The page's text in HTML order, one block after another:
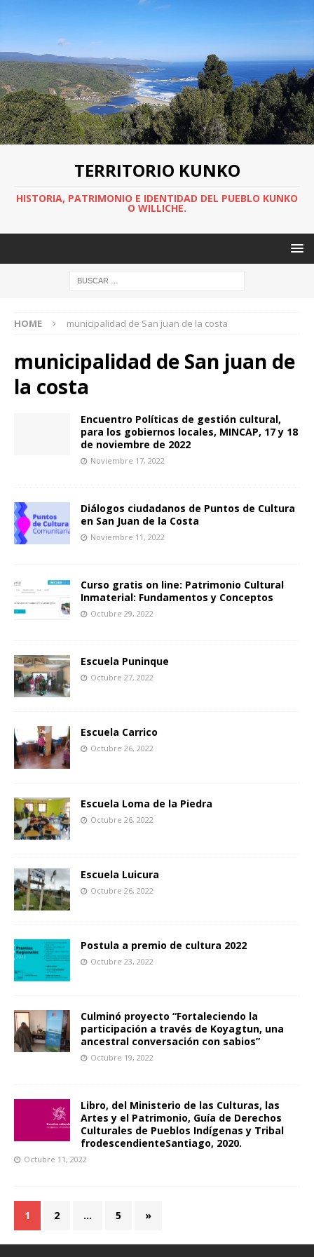
TERRITORIO KUNKO
HISTORIA, PATRIMONIO E IDENTIDAD DEL PUEBLO KUNKO
O WILLICHE.
HOME municipalidad de San juan de la costa
municipalidad de San juan de
la costa
Encuentro Políticas de gestión cultural,
para los gobiernos locales, MINCAP, 17 y 18
de noviembre de 2022
Noviembre 17, 2022
Diálogos ciudadanos de Puntos de Cultura
en San Juan de la Costa
Noviembre 11, 2022
Curso gratis on line: Patrimonio Cultural
Inmaterial: Fundamentos y Conceptos
Octubre 29, 2022
Escuela Puninque
Octubre 27, 2022
Escuela Carrico
Octubre 26, 2022
Escuela Loma de la Piedra
Octubre 26, 2022
Escuela Luicura
Octubre 26, 2022
Postula a premio de cultura 2022
Octubre 23, 2022
Culminó proyecto “Fortaleciendo la
participación a través de Koyagtun, una
ancestral conversación con sabios”
Octubre 19, 2022
Libro, del Ministerio de las Culturas, las
Artes y el Patrimonio, Guía de Derechos
Culturales de Pueblos Indígenas y Tribal
frodescendienteSantiago, 2020.
Octubre 11, 2022
1 2 … 5 »